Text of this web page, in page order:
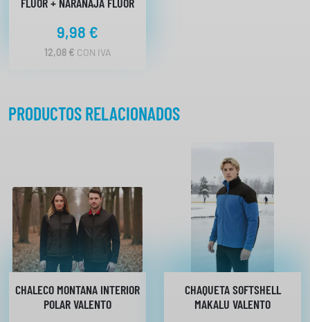
FLUOR + NARANAJA FLUOR
9,98 €
12,08 € CON IVA
PRODUCTOS RELACIONADOS
CHALECO MONTANA INTERIOR
POLAR VALENTO
CHAQUETA SOFTSHELL
MAKALU VALENTO